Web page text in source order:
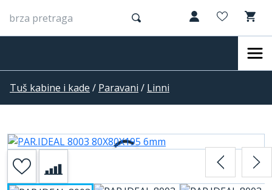
Tuš kabine i kade / Paravani / Linni